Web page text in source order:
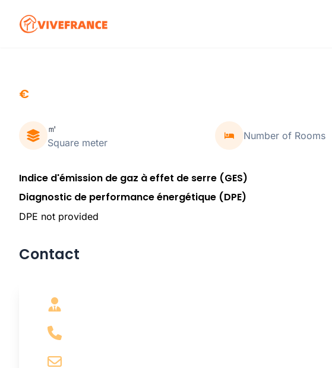
€
㎡
Square meter
Number of Rooms
Indice d'émission de gaz à effet de serre (GES)
Diagnostic de performance énergétique (DPE)
DPE not provided
Contact